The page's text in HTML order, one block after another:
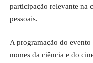
participação relevante na
pessoais.
A programação do
nomes da ciência e do